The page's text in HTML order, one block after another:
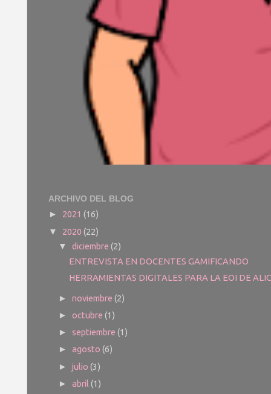
ARCHIVO DEL BLOG
► 2021 (16)
▼ 2020 (22)
▼diciembre(2)
ENTREVISTA EN DOCENTES GAMIFICANDO
HERRAMIENTAS DIGITALES PARA LA EOI DE
►noviembre(2)
►octubre(1)
►septiembre(1)
►agosto(6)
►julio(3)
►abril(1)